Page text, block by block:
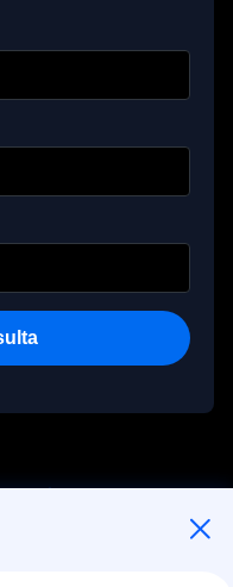
de Baterías y Actuadores